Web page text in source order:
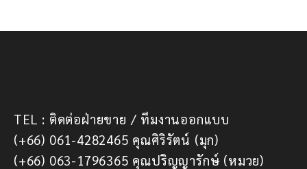
TEL : ติดต่อฝ่ายขาย / ทีมงานออกแบบ
(+66) 061-4282465 คุณศิริรัตน์ (มุก)
(+66) 063-1796365 คุณปริญญารักษ์ (หมวย)